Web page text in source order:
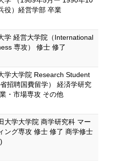
役）経営学部 卒業
学 経営大学院（International
専攻） 修士 修了
学大学院 Research Student
招聘国費留学） 経済学研究
・市場専攻 その他
大学大学院 商学研究科 マー
ング専攻 修士 修了 商学修士